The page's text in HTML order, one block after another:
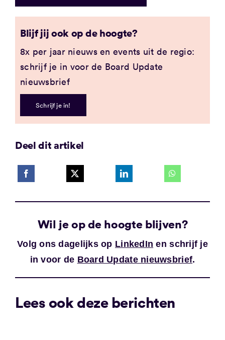
Blijf jij ook op de hoogte?
8x per jaar nieuws en events uit de regio:
schrijf je in voor de Board Update
nieuwsbrief
Schrijf je in!
Deel dit artikel
Wil je op de hoogte blijven?
Volg ons dagelijks op LinkedIn en schrijf je
in voor de Board Update nieuwsbrief.
Lees ook deze berichten